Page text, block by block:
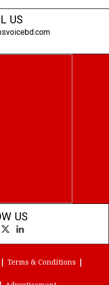
US
US
X
(Twitter)
LinkedIn
Terms & Conditions